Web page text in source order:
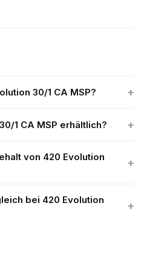
30/1 CA MSP? +
1 CA MSP erhältlich? +
von 420 Evolution
+
bei 420 Evolution
+